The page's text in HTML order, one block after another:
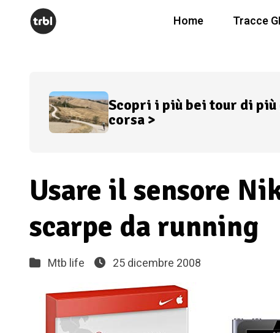
Home Tracce
Scopri i più bei tour di
corsa >
Usare il sensore
scarpe da running
Mtb life 25 dicembre 2008